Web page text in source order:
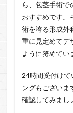
ら、包茎手術で
おすすめです。
術を誇る形成外
重に見定めてデ
ように努めてい
24時間受付けて
ングもございま
確認してみまし